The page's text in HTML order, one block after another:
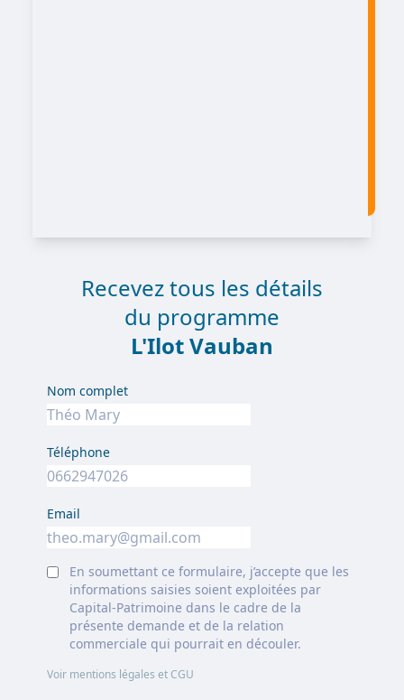
Recevez tous les détails
du programme
L'Ilot Vauban
Nom complet
Téléphone
Email
En soumettant ce formulaire, j’accepte que les
informations saisies soient exploitées par
Capital-Patrimoine dans le cadre de la
présente demande et de la relation
commerciale qui pourrait en découler.
Voir mentions légales et CGU